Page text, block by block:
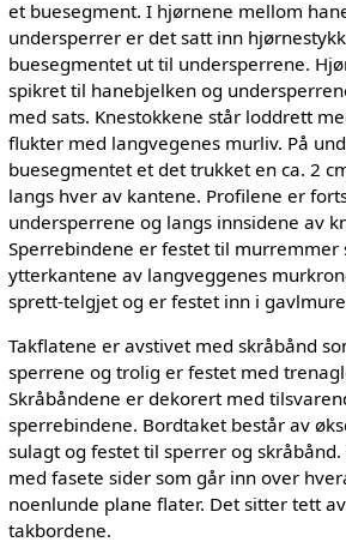
et buesegment. I hjørnene mellom
undersperrer er det satt inn
buesegmentet ut til undersperrene.
spikret til hanebjelken og
med sats. Knestokkene står loddrett
flukter med langvegenes murliv. På
buesegmentet et det trukket en ca. 2
langs hver av kantene. Profilene er
undersperrene og langs innsidene av
Sperrebindene er festet til murremmer
ytterkantene av langveggenes
sprett-telgjet og er festet inn i
Takflatene er avstivet med skråbånd
sperrene og trolig er festet med
Skråbåndene er dekorert med
sperrebindene. Bordtaket består av
sulagt og festet til sperrer og
med fasete sider som går inn over
noenlunde plane flater. Det sitter tett
takbordene.